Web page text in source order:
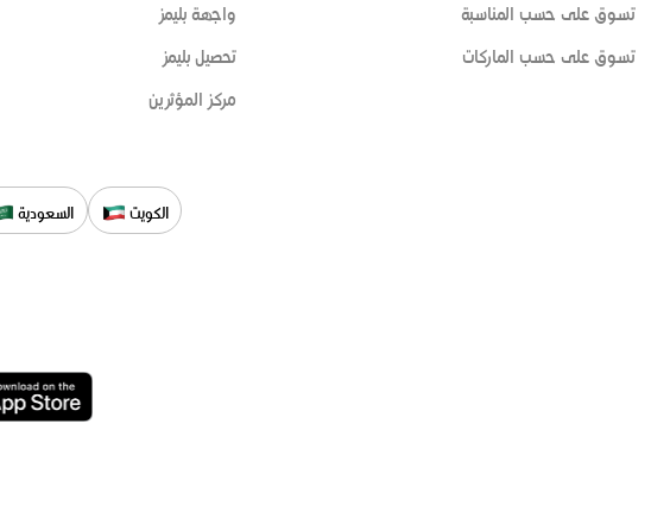
تسوق على حسب المناسبة
تسوق على حسب الماركات
واجهة بليمز
تحصيل بليمز
مركز المؤثرين
الكويت السعودية